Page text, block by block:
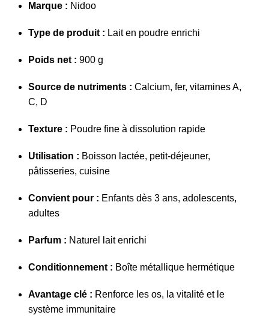
Marque : Nidoo
Type de produit : Lait en poudre enrichi
Poids net : 900 g
Source de nutriments : Calcium, fer, vitamines A,
C, D
Texture : Poudre fine à dissolution rapide
Utilisation : Boisson lactée, petit-déjeuner,
pâtisseries, cuisine
Convient pour : Enfants dès 3 ans, adolescents,
adultes
Parfum : Naturel lait enrichi
Conditionnement : Boîte métallique hermétique
Avantage clé : Renforce les os, la vitalité et le
système immunitaire